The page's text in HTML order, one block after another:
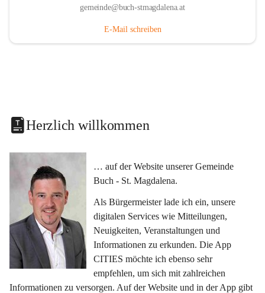
gemeinde@buch-stmagdalena.at
E-Mail schreiben
Herzlich willkommen
… auf der Website unserer Gemeinde
Buch - St. Magdalena.
Als Bürgermeister lade ich ein, unsere
digitalen Services wie Mitteilungen,
Neuigkeiten, Veranstaltungen und
Informationen zu erkunden. Die App
CITIES möchte ich ebenso sehr
empfehlen, um sich mit zahlreichen
Informationen zu versorgen. Auf der Website und in der App gibt